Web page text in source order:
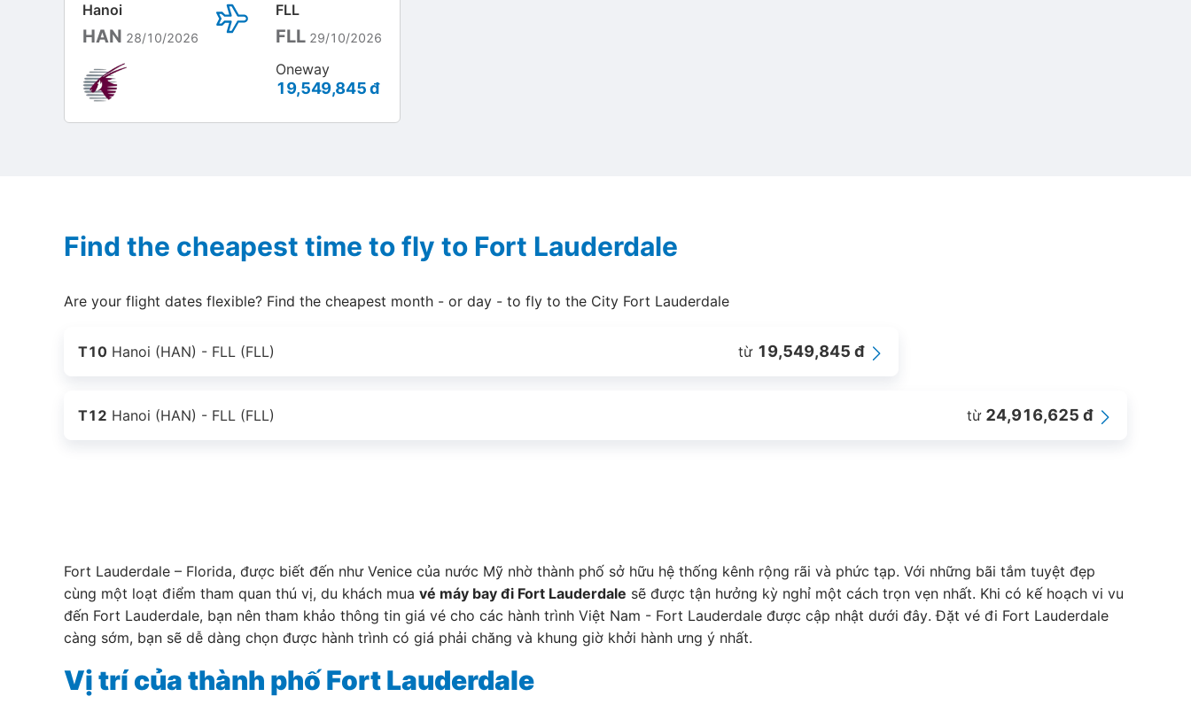
Hanoi
HAN 28/10/2026
FLL
FLL 29/10/2026
Oneway
19,549,845 đ
Find the cheapest time to fly to Fort Lauderdale
Are your flight dates flexible? Find the cheapest month - or day - to fly to the City Fort Lauderdale
T10 Hanoi (HAN) - FLL (FLL) từ 19,549,845 đ
T12 Hanoi (HAN) - FLL (FLL) từ 24,916,625 đ
Fort Lauderdale – Florida, được biết đến như Venice của nước Mỹ nhờ thành phố sở hữu hệ thống kênh rộng rãi và phức tạp. Với những bãi tắm tuyệt đẹp
cùng một loạt điểm tham quan thú vị, du khách mua vé máy bay đi Fort Lauderdale sẽ được tận hưởng kỳ nghỉ một cách trọn vẹn nhất. Khi có kế hoạch vi vu
đến Fort Lauderdale, bạn nên tham khảo thông tin giá vé cho các hành trình Việt Nam - Fort Lauderdale được cập nhật dưới đây. Đặt vé đi Fort Lauderdale
càng sớm, bạn sẽ dễ dàng chọn được hành trình có giá phải chăng và khung giờ khởi hành ưng ý nhất.
Vị trí của thành phố Fort Lauderdale